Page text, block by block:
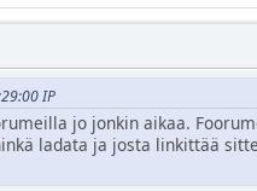
IP
jo jonkin aikaa.
ladata ja josta linkittää